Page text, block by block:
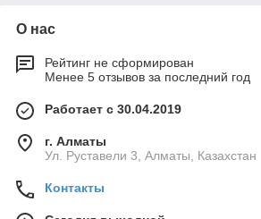
О нас
Рейтинг не сформирован
Менее 5 отзывов за последний год
Работает с 30.04.2019
г. Алматы
Ул. Руставели 3, Алматы, Казахстан
Контакты